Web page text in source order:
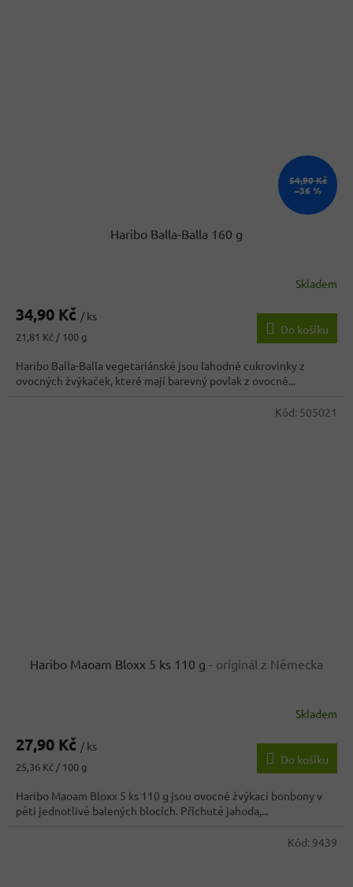
54,90 Kč
–36 %
Haribo Balla-Balla 160 g
produktu
5,0
z
5
hvězdiček.
Skladem
34,90 Kč / ks
Měrná
21,81 Kč / 100 g
Do košíku
Haribo Balla-Balla vegetariánské jsou lahodné cukrovinky z
ovocných žvýkaček, které mají barevný povlak z ovocné...
Haribo Maoam Bloxx 5 ks 110 g - originál z Německa
produktu
3,8
z
5
hvězdiček.
Skladem
27,90 Kč / ks
Měrná
25,36 Kč / 100 g
Do košíku
Haribo Maoam Bloxx 5 ks 110 g jsou ovocné žvýkací bonbony v
pěti jednotlivě balených blocích. Příchutě jahoda,...
Kód: 505021
Kód: 9439